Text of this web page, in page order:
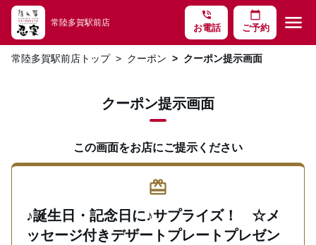
phone_in_talk
お電話
calendar_today
ご予約 menu
常陸多賀駅前店
常陸多賀駅前店トップ クーポン クーポン提示画面
クーポン提示画面
この画面をお店にご提示ください
redeem
♪誕生日・記念日に♪サプライズ！ ☆メ
ッセージ付きデザートプレートプレゼン